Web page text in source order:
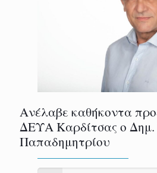
Ανέλαβε καθήκοντα
ΔΕΥΑ Καρδίτσας ο
Παπαδημητρίου